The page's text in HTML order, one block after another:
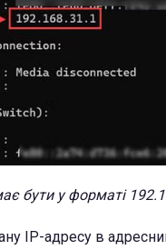
бути уформаті
IP-адресу в